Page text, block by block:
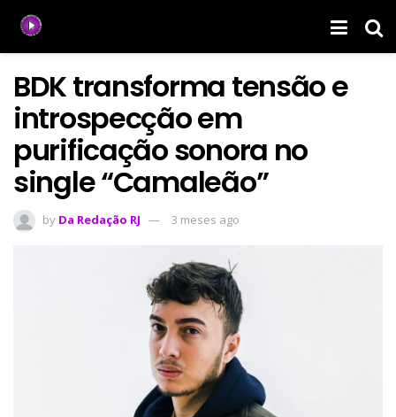
BDK transforma tensão e
introspecção em
purificação sonora no
single “Camaleão”
by Da Redação RJ 3 meses ago